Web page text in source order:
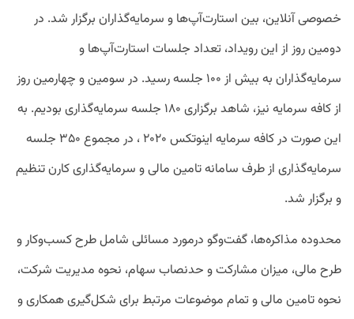
خصوصی آنلاین، بین استارت‌آپ‌ها و سرمایه‌گذاران برگزار شد. در
دومین روز از این رویداد، تعداد جلسات استارت‌آپ‌ها و
سرمایه‌گذاران به بیش از ۱۰۰ جلسه رسید. در سومین و چهارمین روز
از کافه سرمایه نیز، شاهد برگزاری ۱۸۰ جلسه سرمایه‌گذاری بودیم. به
این صورت در کافه سرمایه اینوتکس ۲۰۲۰ ، در مجموع ۳۵۰ جلسه
سرمایه‌گذاری از طرف سامانه تامین مالی و سرمایه‌گذاری کارن تنظیم
و برگزار شد.
محدوده مذاکره‌ها، گفت‌وگو درمورد مسائلی شامل طرح کسب‌و‌کار و
طرح مالی، میزان مشارکت و حد‌نصاب سهام، نحوه مدیریت شرکت،
نحوه تامین مالی و تمام موضوعات مرتبط برای شکل‌گیری همکاری و